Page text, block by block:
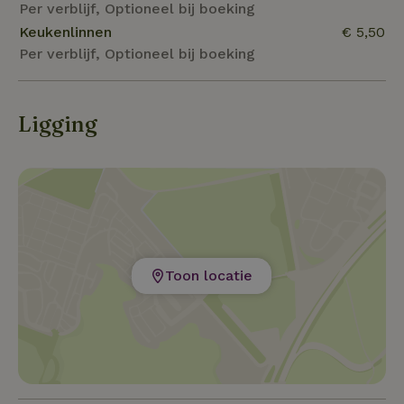
Per verblijf, Optioneel bij boeking
Keukenlinnen
Per verblijf, Optioneel bij boeking
€ 5,50
Ligging
Toon locatie